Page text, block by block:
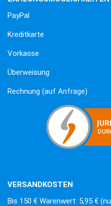
PayPal
Kreditkarte
Vorkasse
Überweisung
Rechnung (auf Anfrage)
VERSANDKOSTEN
Bis 150 € Warenwert: 5,95 €